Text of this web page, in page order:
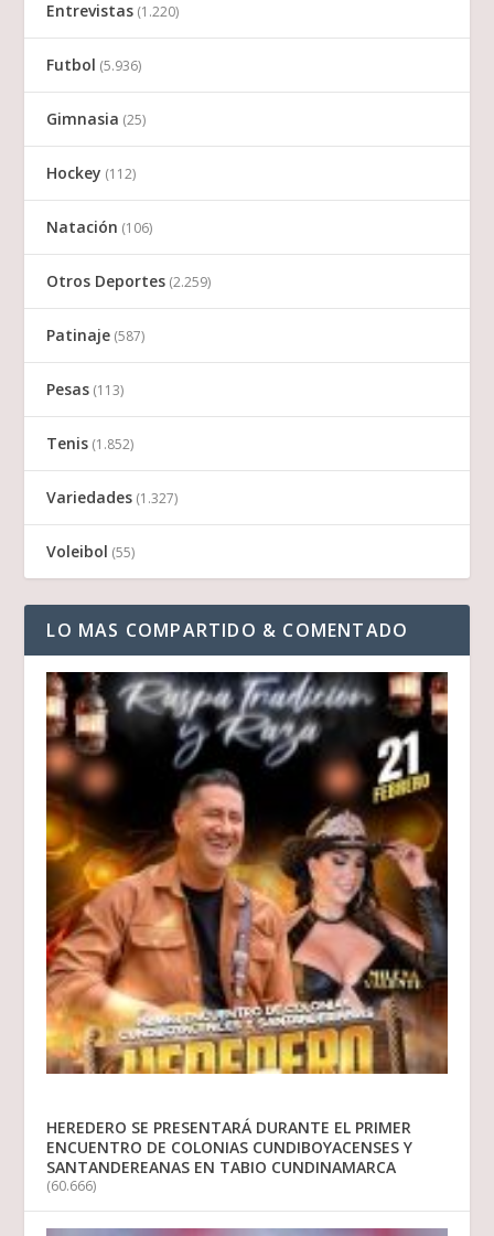
Entrevistas (1.220)
Futbol (5.936)
Gimnasia (25)
Hockey (112)
Natación (106)
Otros Deportes (2.259)
Patinaje (587)
Pesas (113)
Tenis (1.852)
Variedades (1.327)
Voleibol (55)
LO MAS COMPARTIDO & COMENTADO
HEREDERO SE PRESENTARÁ DURANTE EL PRIMER
ENCUENTRO DE COLONIAS CUNDIBOYACENSES Y
SANTANDEREANAS EN TABIO CUNDINAMARCA
(60.666)